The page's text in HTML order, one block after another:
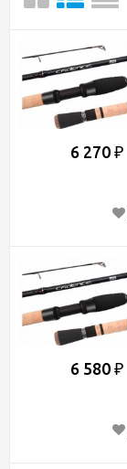
6 270 ₽
6 580 ₽